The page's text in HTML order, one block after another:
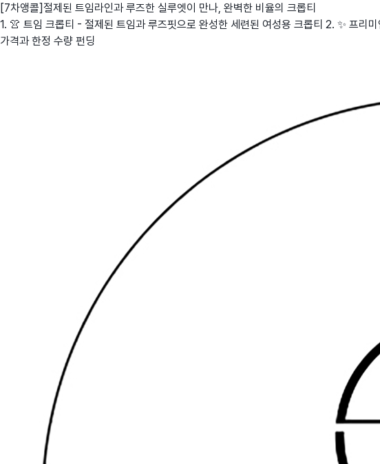
[7차앵콜]절제된 트임라인과 루즈한 실루엣이 만나, 완벽한 비율의 크롭티
1. 👚 트임 크롭티 - 절제된 트임과 루즈핏으로 완성한 세련된 여성용 크롭티 2. ✨ 프
가격과 한정 수량 펀딩